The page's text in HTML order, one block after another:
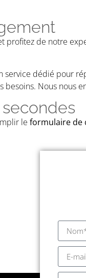
profitez de notre
service dédié pour
Nous nous
le formulaire de